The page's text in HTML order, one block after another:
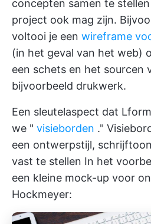
concepten samen te
project ook mag zijn.
voltooi je een wireframe
(in het geval van het web)
een schets en het sourcen
bijvoorbeeld drukwerk.
Een sleutelaspect dat
we " visieborden ."
een ontwerpstijl,
vast te stellen In het
een kleine mock-up voor
Hockmeyer: